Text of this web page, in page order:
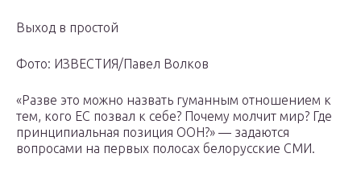
Выход в простой
Фото: ИЗВЕСТИЯ/Павел Волков
«Разве это можно назвать гуманным отношением к
тем, кого ЕС позвал к себе? Почему молчит мир? Где
принципиальная позиция ООН?» — задаются
вопросами на первых полосах белорусские СМИ.